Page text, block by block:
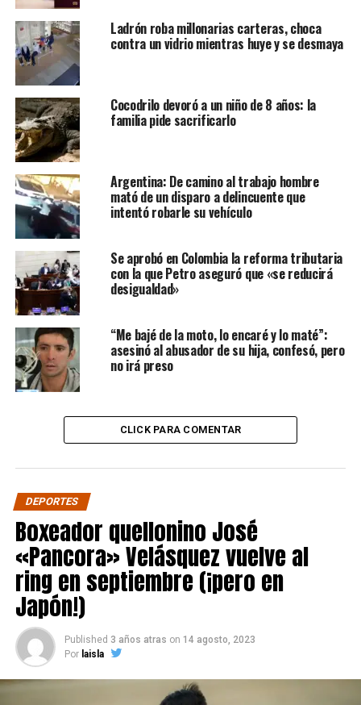
Ladrón roba millonarias carteras, choca
contra un vidrio mientras huye y se desmaya
Cocodrilo devoró a un niño de 8 años: la
familia pide sacrificarlo
Argentina: De camino al trabajo hombre
mató de un disparo a delincuente que
intentó robarle su vehículo
Se aprobó en Colombia la reforma tributaria
con la que Petro aseguró que «se reducirá
desigualdad»
“Me bajé de la moto, lo encaré y lo maté”:
asesinó al abusador de su hija, confesó, pero
no irá preso
CLICK PARA COMENTAR
DEPORTES
Boxeador quellonino José
«Pancora» Velásquez vuelve al
ring en septiembre (¡pero en
Japón!)
Published 3 años atras on 14 agosto, 2023
Por laisla